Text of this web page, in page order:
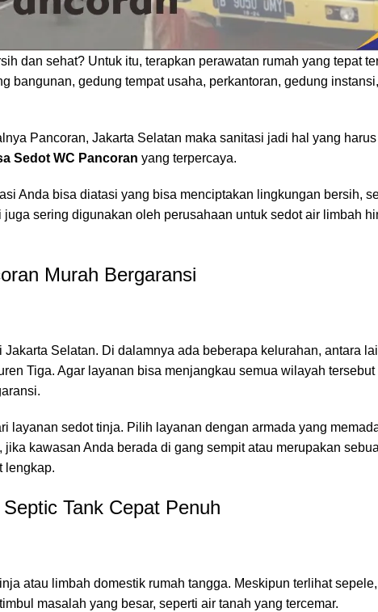
dan sehat? Untuk itu, terapkan perawatan rumah yang tepat
bangunan, gedung tempat usaha, perkantoran, gedung
Pancoran, Jakarta Selatan maka sanitasi jadi hal yang
SedotWC Pancoran yang terpercaya.
Anda bisa diatasi yang bisa menciptakan lingkungan bersih,
sering digunakan oleh perusahaan untuk sedot air limbah
Murah Bergaransi
Jakarta Selatan. Di dalamnya ada beberapa kelurahan, antara
Tiga. Agar layanan bisa menjangkau semua wilayah tersebut
layanan sedot tinja. Pilih layanan dengan armada yang
kawasan Anda berada di gang sempit atau merupakan
lengkap.
Tank Cepat Penuh
atau limbah domestik rumah tangga. Meskipun terlihat
masalah yang besar, seperti air tanah yang tercemar.